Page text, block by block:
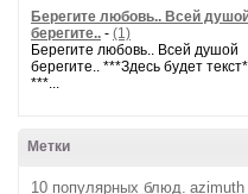
Берегите любовь.. Всей
берегите.. - (1)
Берегите любовь.. Всей душой
берегите.. ***Здесь будет
***...
Метки
10 популярных блюд. azimuth